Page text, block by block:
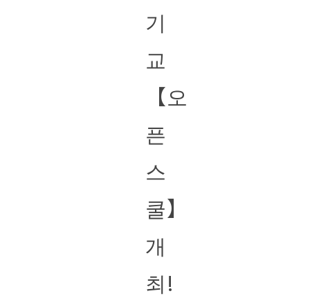
기
교
【오
픈
스
쿨】
개
최!